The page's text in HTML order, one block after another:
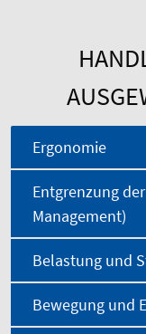
Ergonomie
Entgrenzung
Management)
Belastung und
Bewegung und